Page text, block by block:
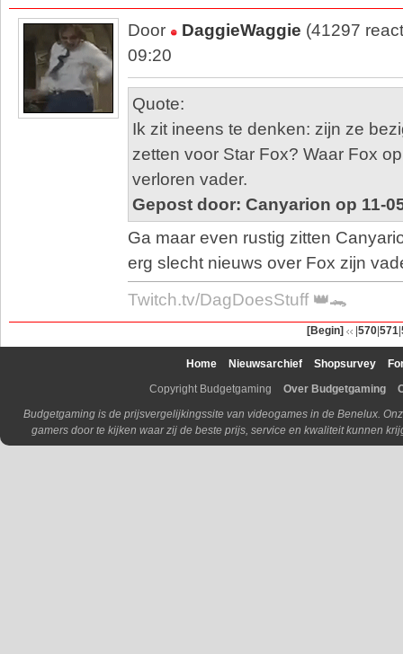
Door DaggieWaggie (41297
09:20
Quote:
Ik zit ineens te denken: zijn ze
zetten voor Star Fox? Waar Fox
verloren vader.
Gepost door: Canyarion op 11-
Ga maar even rustig zitten
erg slecht nieuws over Fox zijn
Twitch.tv/DagDoesStuff 👑🐊
[Begin] |570|571|
Home Nieuwsarchief Shopsurvey
Copyright Budgetgaming
Over Budgetgaming
Budgetgaming is de prijsvergelijkingssite van videogames in de Benelux.
gamers door te kijken waar zij de beste prijs, service en kwaliteit kunnen